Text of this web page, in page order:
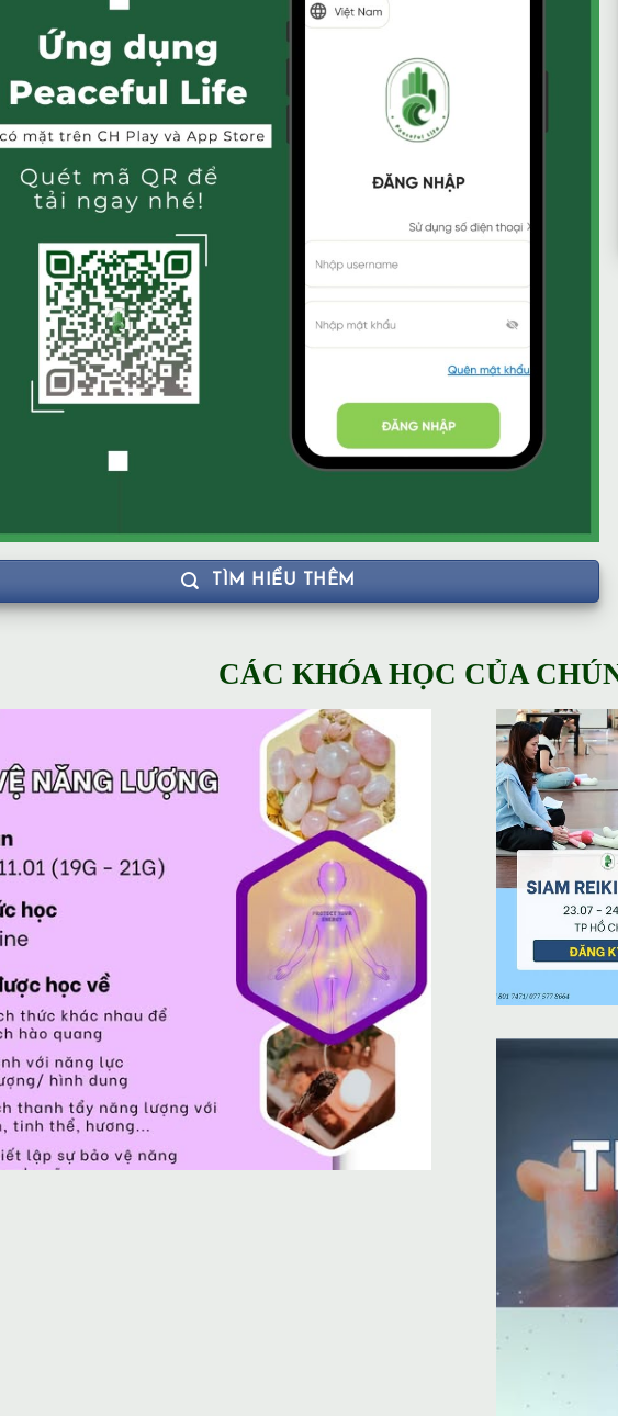
TÌM HIỂU THÊM
Việc đặt tay theo 10 vị trí không chỉ là một
hệ thống được xây dựng để bảo đảm toàn
bộ 4 lớp cơ thể và luân xa được nhận đủ
năng lượng và cân bằng năng lượng hiệu quả
nhất. Vì sao nên tuân [...]
XEM THÊM
CÁC KHÓA HỌC CỦA